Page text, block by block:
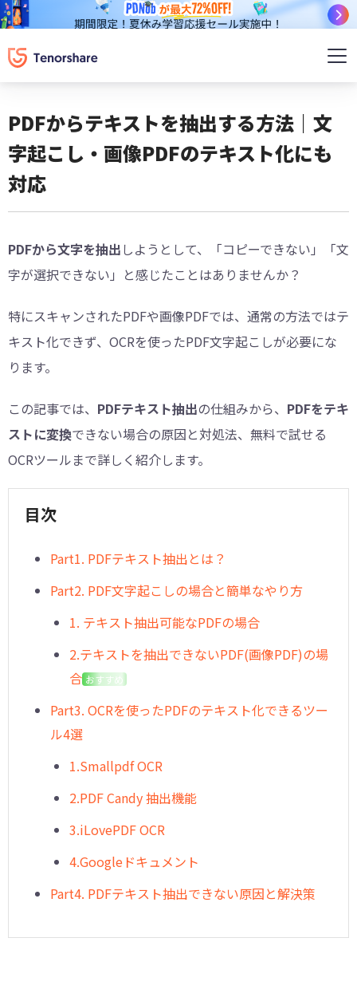
PDFからテキストを抽出する方法｜文
字起こし・画像PDFのテキスト化にも
対応
PDFから文字を抽出 しようとして、「コピーできない」「文
字が選択できない」と感じたことはありませんか？
特にスキャンされたPDFや画像PDFでは、通常の方法ではテ
キスト化できず、OCRを使ったPDF文字起こしが必要にな
ります。
この記事では、 PDFテキスト抽出の仕組みから、 PDFをテキ
ストに変換できない場合の原因と対処法、無料で試せる
OCRツールまで詳しく紹介します。
目次
︎Part1. PDFテキスト抽出とは？
︎Part2. PDF文字起こしの場合と簡単なやり方
1. テキスト抽出可能なPDFの場合
2.テキストを抽出できないPDF(画像PDF)の場
合 おすすめ
︎Part3. OCRを使ったPDFのテキスト化できるツー
ル4選
1.Smallpdf OCR
2.PDF Candy 抽出機能
3.iLovePDF OCR
4.Googleドキュメント
︎Part4. PDFテキスト抽出できない原因と解決策